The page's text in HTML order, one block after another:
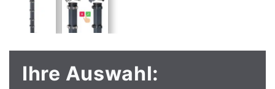
Ihre Auswahl: